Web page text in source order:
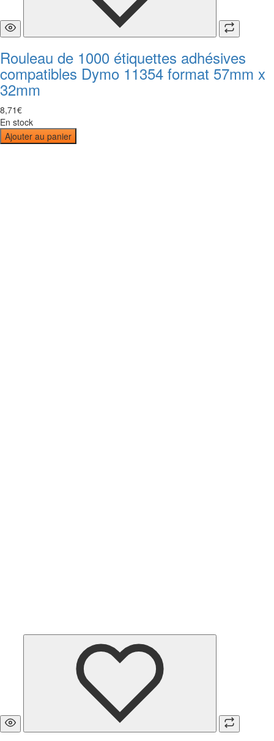
Rouleau de 1000 étiquettes adhésives
compatibles Dymo 11354 format 57mm x
32mm
8,71€
En stock
Ajouter au panier